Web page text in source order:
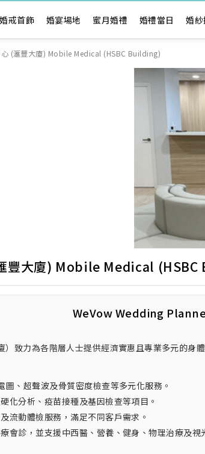
婚戒首飾 婚宴場地 蜜月婚禮 婚禮當日 婚
(滙豐大廈) Mobile Medical (HSBC Building)
豐大廈) Mobile Medical
WeVow Wedding
）致力為各階層人士提供經濟實惠且專業多元的身
圖、超聲波及骨質密度檢查等多元化服務。
化分析、疫苗接種及基因檢查等項目。
流動體檢服務，滿足不同客戶需求。
會診，並支援中西醫、營養、健身、物理治療及視